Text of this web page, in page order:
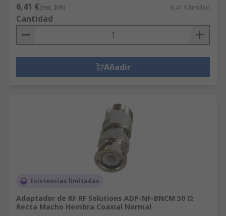
6,41 €(exc. IVA) 6,41 €/unidad
Cantidad
Añadir
Existencias limitadas
Adaptador de RF RF Solutions ADP-NF-BNCM 50 Ω
Recta Macho Hembra Coaxial Normal